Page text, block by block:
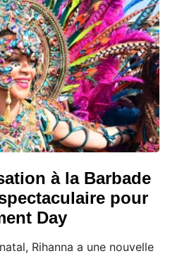
à la Barbade
pour
Day
Rihanna a une nouvelle